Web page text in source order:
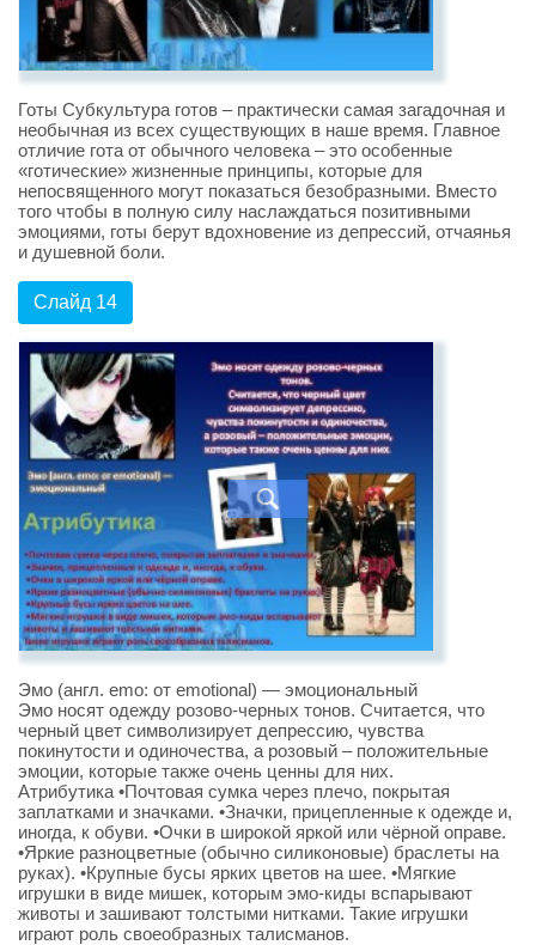
Готы Субкультура готов – практически самая загадочная и
необычная из всех существующих в наше время. Главное
отличие гота от обычного человека – это особенные
«готические» жизненные принципы, которые для
непосвященного могут показаться безобразными. Вместо
того чтобы в полную силу наслаждаться позитивными
эмоциями, готы берут вдохновение из депрессий, отчаянья
и душевной боли.
Слайд 14
Эмо (англ. emo: от emotional) — эмоциональный
Эмо носят одежду розово-черных тонов. Считается, что
черный цвет символизирует депрессию, чувства
покинутости и одиночества, а розовый – положительные
эмоции, которые также очень ценны для них.
Атрибутика •Почтовая сумка через плечо, покрытая
заплатками и значками. •Значки, прицепленные к одежде и,
иногда, к обуви. •Очки в широкой яркой или чёрной оправе.
•Яркие разноцветные (обычно силиконовые) браслеты на
руках). •Крупные бусы ярких цветов на шее. •Мягкие
игрушки в виде мишек, которым эмо-киды вспарывают
животы и зашивают толстыми нитками. Такие игрушки
играют роль своеобразных талисманов.